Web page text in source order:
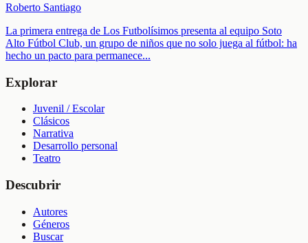
Roberto Santiago
La primera entrega de Los Futbolísimos presenta al equipo Soto
Alto Fútbol Club, un grupo de niños que no solo juega al fútbol: ha
hecho un pacto para permanece...
Explorar
Juvenil / Escolar
Clásicos
Narrativa
Desarrollo personal
Teatro
Descubrir
Autores
Géneros
Buscar